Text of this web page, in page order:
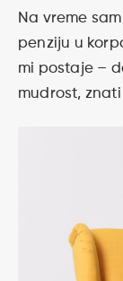
Na vreme
penziju u
mi postaje –
mudrost,